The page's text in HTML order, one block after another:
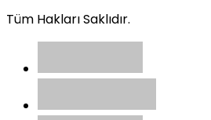
Tüm Hakları Saklıdır.